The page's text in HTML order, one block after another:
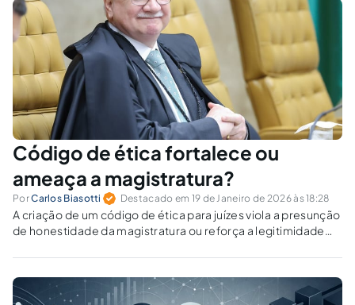
Código de ética fortalece ou
ameaça a magistratura?
PorCarlos Biasotti Destacado em 19 de Janeiro de 2026 às 18:28
A criação de um código de ética para juízes viola a presunção
de honestidade da magistratura ou reforça a legitimidade